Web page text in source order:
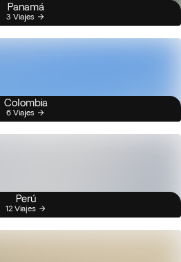
Panamá
3 Viajes
Colombia
6 Viajes
Perú
12 Viajes